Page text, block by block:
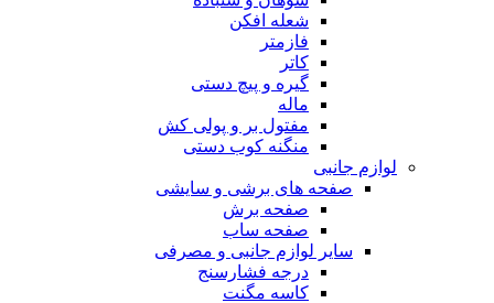
شعله افکن
فازمتر
کاتر
گیره و پیچ دستی
ماله
مفتول بر و پولی کش
منگنه کوب دستی
لوازم جانبی
صفحه های برشی و سایشی
صفحه برش
صفحه ساب
سایر لوازم جانبی و مصرفی
درجه فشارسنج
کاسه مگنت